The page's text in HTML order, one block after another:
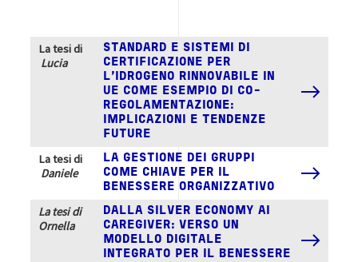
La tesi di
Lucia
STANDARD E SISTEMI DI
CERTIFICAZIONE PER
L’IDROGENO RINNOVABILE IN
UE COME ESEMPIO DI CO-
REGOLAMENTAZIONE:
IMPLICAZIONI E TENDENZE
FUTURE
La tesi di
Daniele
LA GESTIONE DEI GRUPPI
COME CHIAVE PER IL
BENESSERE ORGANIZZATIVO
La tesi di
Ornella
DALLA SILVER ECONOMY AI
CAREGIVER: VERSO UN
MODELLO DIGITALE
INTEGRATO PER IL BENESSERE